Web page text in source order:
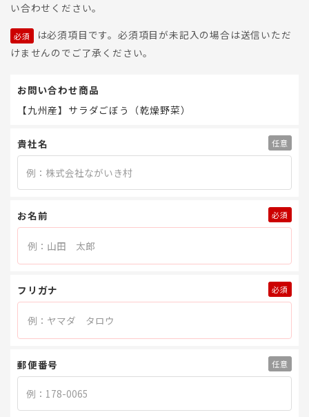
い合わせください。
は必須項目です。必須項目が未記入の場合は送信いただ
けませんのでご了承ください。
お問い合わせ商品
【九州産】サラダごぼう（乾燥野菜）
貴社名
お名前
フリガナ
郵便番号